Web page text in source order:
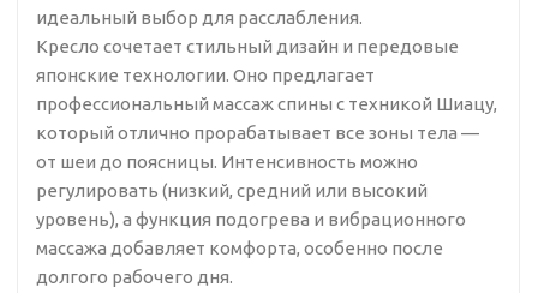
идеальный выбор для расслабления.
Кресло сочетает стильный дизайн и передовые
японские технологии. Оно предлагает
профессиональный массаж спины с техникой Шиацу,
который отлично прорабатывает все зоны тела —
от шеи до поясницы. Интенсивность можно
регулировать (низкий, средний или высокий
уровень), а функция подогрева и вибрационного
массажа добавляет комфорта, особенно после
долгого рабочего дня.